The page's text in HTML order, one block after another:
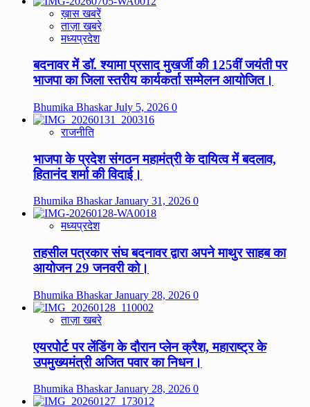
ख़ास खबरें
ताज़ा खबरे
मध्यप्रदेश
बदनावर में डॉ. श्यामा प्रसाद मुखर्जी की 125वीं जयंती पर
भाजपा का जिला स्तरीय कार्यकर्ता सम्मेलन आयोजित।
Bhumika BhaskarJuly 5, 2026 0
राजनीति
भाजपा के प्रदेश संगठन महामंत्री के दायित्व में बदलाव,
हितानंद शर्मा की विदाई।
Bhumika BhaskarJanuary 31, 2026 0
मध्यप्रदेश
तहसील पत्रकार संघ बदनावर द्वारा अपने माथुर साहब का
आयोजन 29 जनवरी को।
Bhumika BhaskarJanuary 28, 2026 0
ताज़ा खबरे
एयरपोर्ट पर लेंडिंग के दौरान प्लेन क्रैश, महाराष्ट्र के
उपमुख्यमंत्री अजित पवार का निधन।
Bhumika BhaskarJanuary 28, 2026 0